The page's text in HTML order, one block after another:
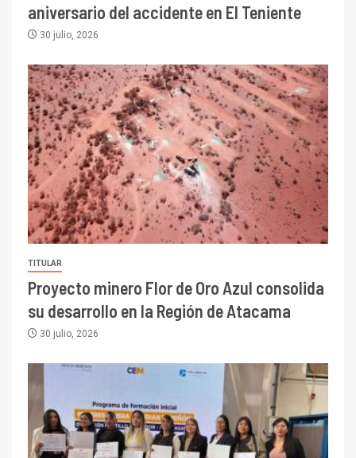
aniversario del accidente en El Teniente
30 julio, 2026
TITULAR
Proyecto minero Flor de Oro Azul consolida
su desarrollo en la Región de Atacama
30 julio, 2026